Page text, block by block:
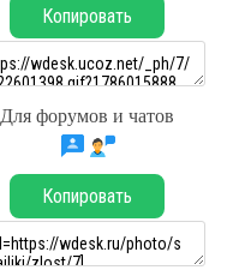
Копировать
Для форумов и чатов
Копировать